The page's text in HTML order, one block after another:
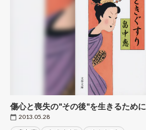
傷心と喪失の"その後"を生きるために
2013.05.28